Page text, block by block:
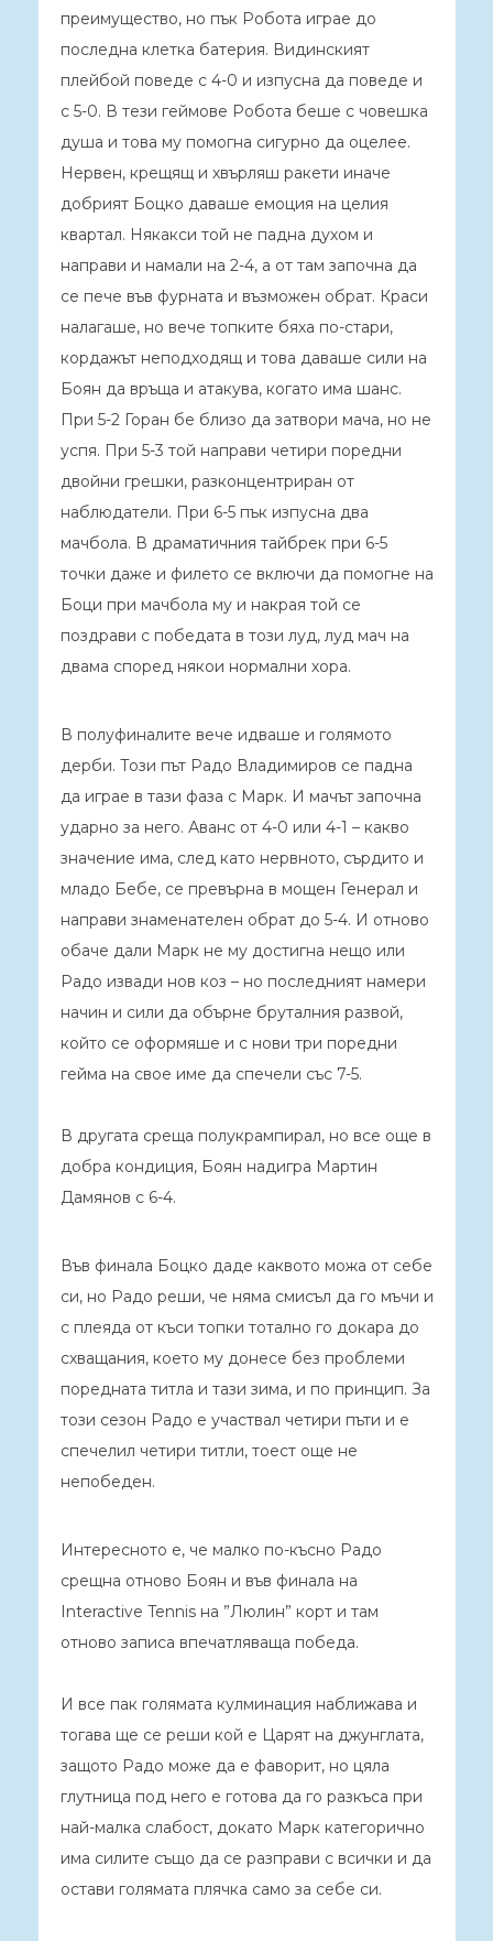
преимущество, но пък Робота играе до
последна клетка батерия. Видинският
плейбой поведе с 4-0 и изпусна да поведе и
с 5-0. В тези геймове Робота беше с човешка
душа и това му помогна сигурно да оцелее.
Нервен, крещящ и хвърляш ракети иначе
добрият Боцко даваше емоция на целия
квартал. Някакси той не падна духом и
направи и намали на 2-4, а от там започна да
се пече във фурната и възможен обрат. Краси
налагаше, но вече топките бяха по-стари,
кордажът неподходящ и това даваше сили на
Боян да връща и атакува, когато има шанс.
При 5-2 Горан бе близо да затвори мача, но не
успя. При 5-3 той направи четири поредни
двойни грешки, разконцентриран от
наблюдатели. При 6-5 пък изпусна два
мачбола. В драматичния тайбрек при 6-5
точки даже и филето се включи да помогне на
Боци при мачбола му и накрая той се
поздрави с победата в този луд, луд мач на
двама според някои нормални хора.
В полуфиналите вече идваше и голямото
дерби. Този път Радо Владимиров се падна
да играе в тази фаза с Марк. И мачът започна
ударно за него. Аванс от 4-0 или 4-1 – какво
значение има, след като нервното, сърдито и
младо Бебе, се превърна в мощен Генерал и
направи знаменателен обрат до 5-4. И отново
обаче дали Марк не му достигна нещо или
Радо извади нов коз – но последният намери
начин и сили да обърне бруталния развой,
който се оформяше и с нови три поредни
гейма на свое име да спечели със 7-5.
В другата среща полукрампирал, но все още в
добра кондиция, Боян надигра Мартин
Дамянов с 6-4.
Във финала Боцко даде каквото можа от себе
си, но Радо реши, че няма смисъл да го мъчи и
с плеяда от къси топки тотално го докара до
схващания, което му донесе без проблеми
поредната титла и тази зима, и по принцип. За
този сезон Радо е участвал четири пъти и е
спечелил четири титли, тоест още не
непобеден.
Интересното е, че малко по-късно Радо
срещна отново Боян и във финала на
Interactive Tennis на ”Люлин” корт и там
отново записа впечатляваща победа.
И все пак голямата кулминация наближава и
тогава ще се реши кой е Царят на джунглата,
защото Радо може да е фаворит, но цяла
глутница под него е готова да го разкъса при
най-малка слабост, докато Марк категорично
има силите също да се разправи с всички и да
остави голямата плячка само за себе си.